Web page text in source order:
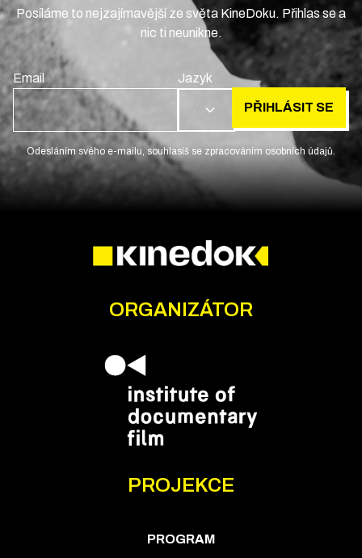
Posíláme to nejzajímavější ze světa KineDoku. Přihlas se a
nic ti neunikne.
Email Jazyk
CS PŘIHLÁSIT SE
Odesláním svého e-mailu, souhlasíš se zpracováním osobních údajů.
ORGANIZÁTOR
PROJEKCE
PROGRAM